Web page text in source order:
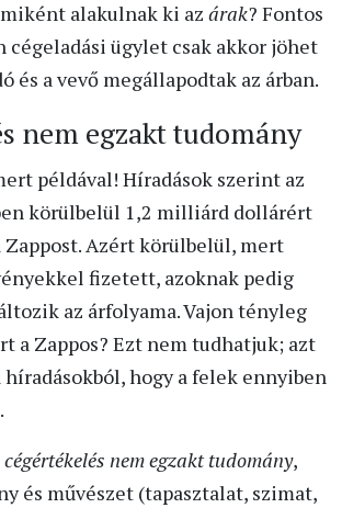
alakulnak ki az árak? Fontos
cégeladási ügylet csak akkor jöhet
és a vevő megállapodtak az árban.
nem egzakt tudomány
példával! Híradások szerint az
körülbelül 1,2 milliárd dollárért
Zappost. Azért körülbelül, mert
fizetett, azoknak pedig
az árfolyama. Vajon tényleg
a Zappos? Ezt nem tudhatjuk; azt
hogy a felek ennyiben
nem egzakt tudomány,
és művészet (tapasztalat, szimat,